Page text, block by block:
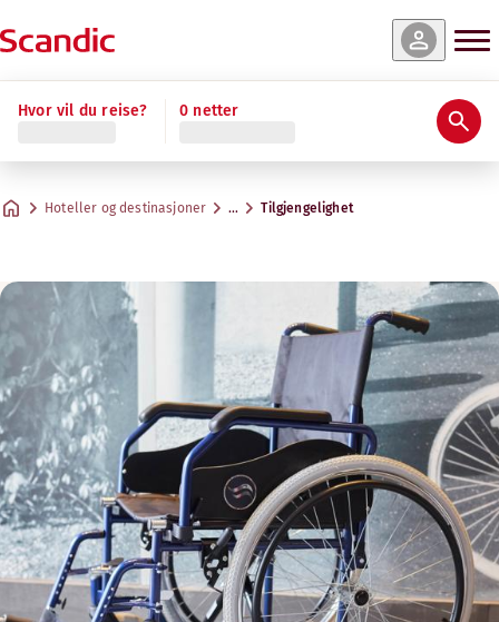
Hvor vil du reise? 0 netter
Hoteller og destinasjoner … Tilgjengelighet